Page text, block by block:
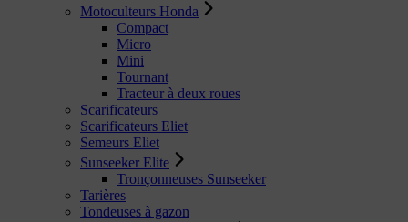
Motoculteurs Honda
Compact
Micro
Mini
Tournant
Tracteur à deux roues
Scarificateurs
Scarificateurs Eliet
Semeurs Eliet
Sunseeker Elite
Tronçonneuses Sunseeker
Tarières
Tondeuses à gazon